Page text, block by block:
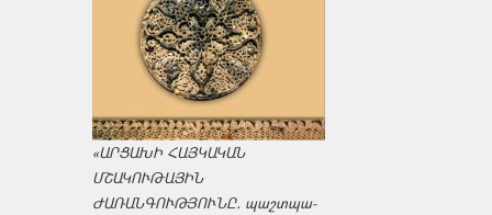
«ԱՐՑԱԽԻ ՀԱՅԿԱԿԱՆ
ՄՇԱԿՈՒԹԱՅԻՆ
ԺԱՌԱՆԳՈՒԹՅՈՒՆԸ․ պաշտպա­